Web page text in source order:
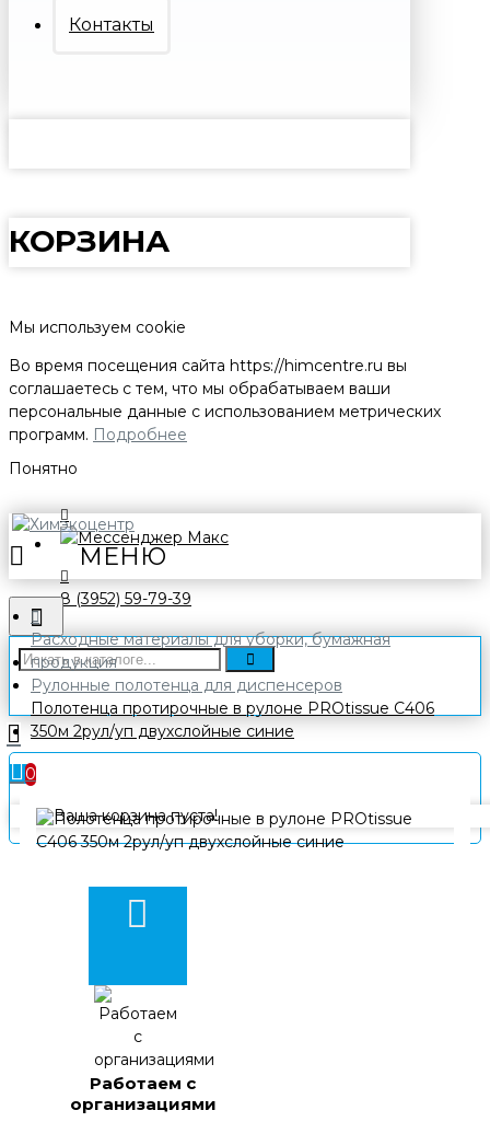
Контакты
КОРЗИНА
Мы используем cookie
Во время посещения сайта https://himcentre.ru вы
соглашаетесь с тем, что мы обрабатываем ваши
персональные данные с использованием метрических
программ. Подробнее
Понятно
8 (3952) 59-79-39
0
Ваша корзина пуста!
Расходные материалы для уборки, бумажная
продукция
Рулонные полотенца для диспенсеров
Полотенца протирочные в рулоне PROtissue С406
350м 2рул/уп двухслойные синие
Работаем с
организациями